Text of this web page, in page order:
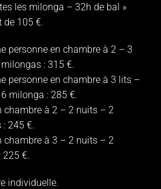
les milonga – 32h de bal »
de 105 €.
personne en chambre à 2 – 3
: 315 €.
personne en chambre à 3 lits –
milonga : 285 €.
chambre à 2 – 2 nuits – 2
245 €.
chambre à 3 – 2 nuits – 2
225 €.
individuelle.